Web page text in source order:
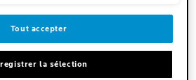
ACHETER EN LIGNE
Tout accepter
la sélection